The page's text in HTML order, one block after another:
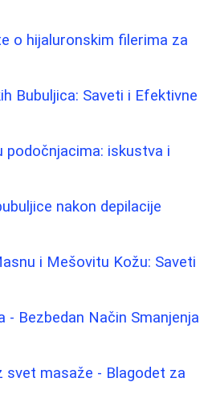
o hijaluronskim filerima za
Bubuljica: Saveti i Efektivne
podočnjacima: iskustva i
nakon depilacije
i Mešovitu Kožu: Saveti
- Bezbedan Način Smanjenja
svet masaže - Blagodet za